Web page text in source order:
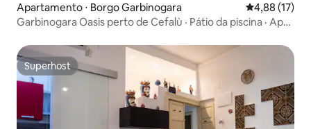
Apartamento ⋅ Borgo Garbinogara 4,88 de uma
4,88 (17)
Garbinogara Oasis perto de Cefalù · Pátio da piscina · Apto
Superhost
Superhost